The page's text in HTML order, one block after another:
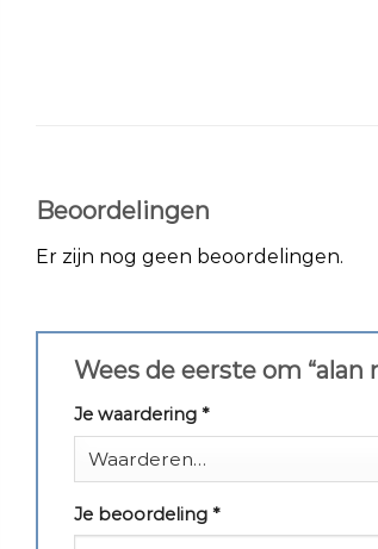
Beoordelingen
Er zijn nog geen beoordelingen.
Wees de eerste om
Je waardering *
Je beoordeling *